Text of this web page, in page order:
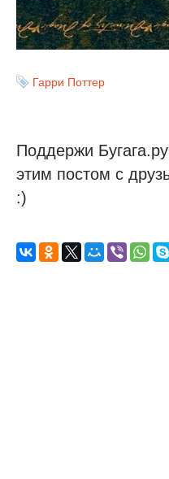
Гарри Поттер
Поддержи
этим постом с
:)